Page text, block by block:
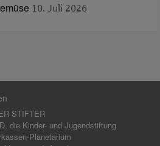
10. Juli 2026
STIFTER
die Kinder- und Jugendstiftung
Planetarium